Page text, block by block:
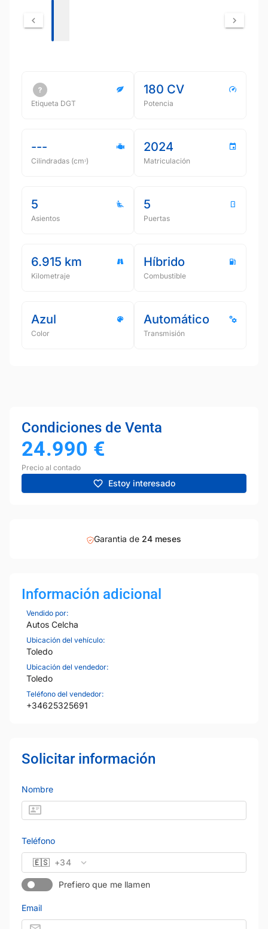
Etiqueta DGT
180 CV
Potencia
---
Cilindradas (cmᵌ)
2024
Matriculación
5
Asientos
5
Puertas
6.915 km
Kilometraje
Híbrido
Combustible
Azul
Color
Automático
Transmisión
Condiciones de Venta
24.990 €
Precio al contado
Estoy interesado
Garantia de 24 meses
Información adicional
Vendido por:
Autos Celcha
Ubicación del vehículo:
Toledo
Ubicación del vendedor:
Toledo
Teléfono del vendedor:
+34625325691
Solicitar información
Nombre
Teléfono
🇪🇸 +34
Prefiero que me llamen
Email